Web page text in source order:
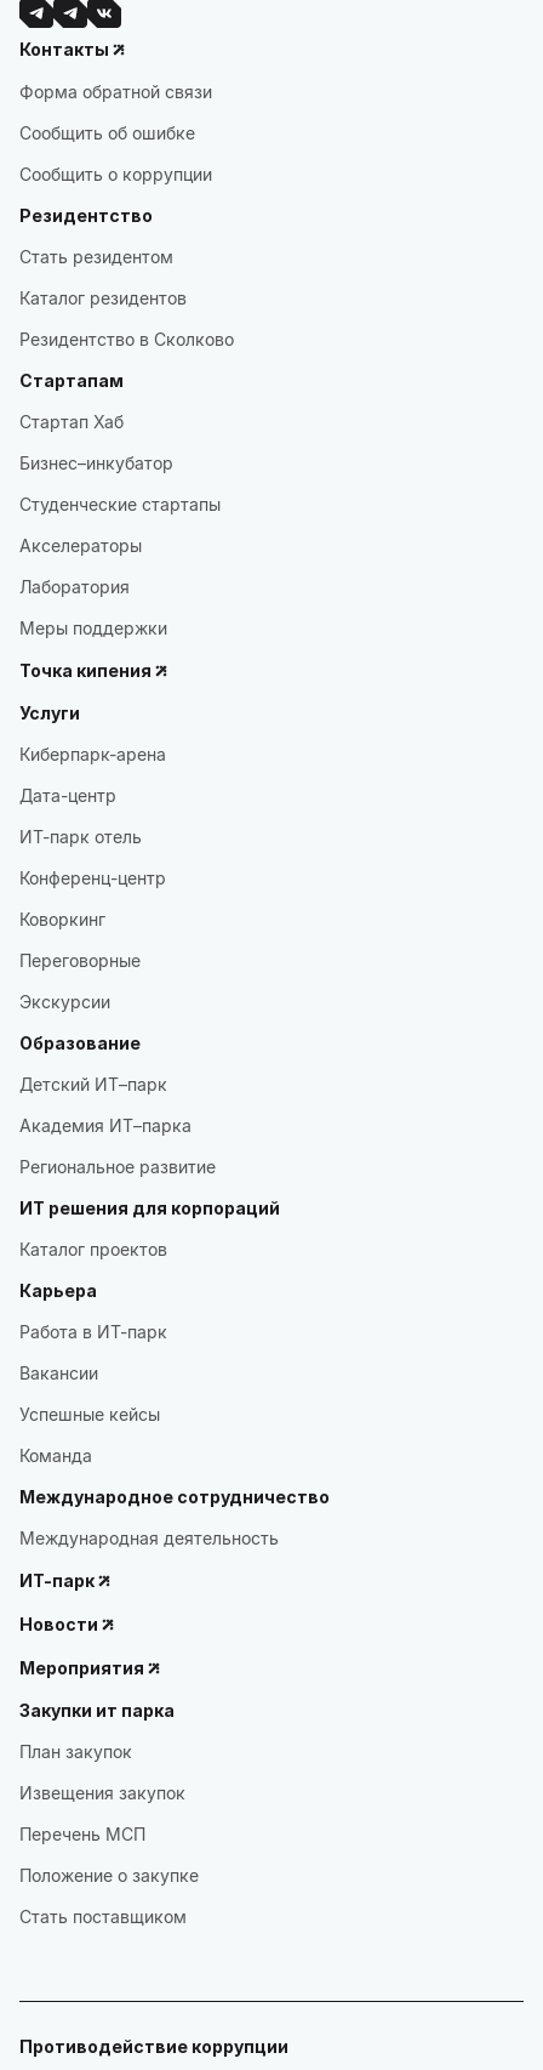
Контакты
Форма обратной связи
Сообщить об ошибке
Сообщить о коррупции
Резидентство
Стать резидентом
Каталог резидентов
Резидентство в Сколково
Стартапам
Стартап Хаб
Бизнес–инкубатор
Студенческие стартапы
Акселераторы
Лаборатория
Меры поддержки
Точка кипения
Услуги
Киберпарк-арена
Дата-центр
ИТ-парк отель
Конференц-центр
Коворкинг
Переговорные
Экскурсии
Образование
Детский ИТ–парк
Академия ИТ–парка
Региональное развитие
ИТ решения для корпораций
Каталог проектов
Карьера
Работа в ИТ-парк
Вакансии
Успешные кейсы
Команда
Международное сотрудничество
Международная деятельность
ИТ-парк
Новости
Мероприятия
Закупки ит парка
План закупок
Извещения закупок
Перечень МСП
Положение о закупке
Стать поставщиком
Противодействие коррупции